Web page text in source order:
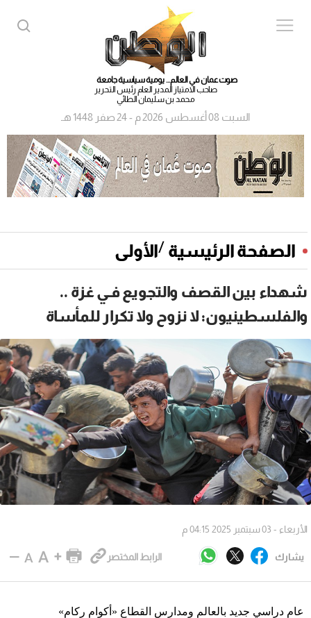
صوت عمان في العالم... يومية سياسية جامعة
صاحب الامتياز المدير العام رئيس التحرير
محمد بن سليمان الطائي
السبت 08 أغسطس 2026 م - 24 صفر 1448 هـ
الصفحة الرئيسية /الأولى
شهداء بين القصف والتجويع فـي غزة ..
والفلسطينيون: لا نزوح ولا تكرار للمأساة
يشارك الرابط المختصر
الأربعاء - 03 سبتمبر 2025 04:15 م
عام دراسي جديد بالعالم ومدارس القطاع «أكوام ركام»